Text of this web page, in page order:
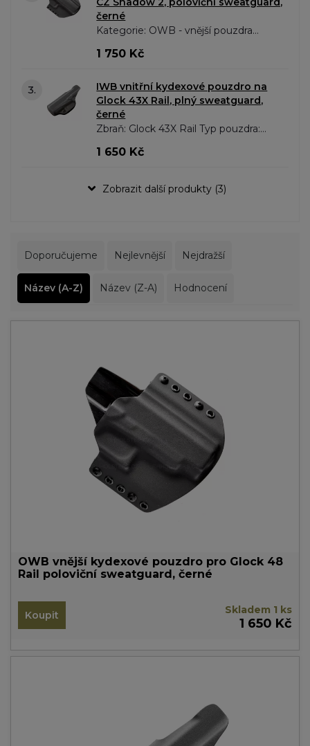
černé
Kategorie: OWB - vnější pouzdra
Zbraň: CZ Shadow 2 , CZ Shadow 2
1 750 Kč
3.
IWB vnitřní kydexové pouzdro na
Glock 43X Rail, plný sweatguard,
černé
Zbraň: Glock 43X Rail Typ pouzdra:
IWB - vnitřní Barva: Černá
1 650 Kč
Zobrazit další produkty (3)
Doporučujeme Nejlevnější Nejdražší
Název (A-Z) Název (Z-A) Hodnocení
OWB vnější kydexové pouzdro pro Glock 48
Rail poloviční sweatguard, černé
Koupit Skladem 1 ks
1 650 Kč